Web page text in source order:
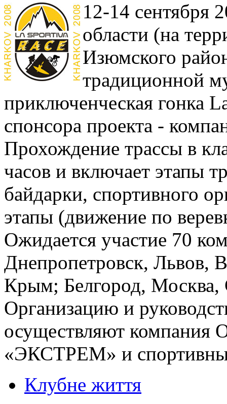
12-14 сентября
области (на
Изюмского
традиционной
приключенческая гонка
спонсора проекта -
Прохождение трассы в
часов и включает этапы
байдарки, спортивного
этапы (движение по
Ожидается участие 70
Днепропетровск, Львов,
Крым; Белгород, Москва,
Организацию и
осуществляют
«ЭКСТРЕМ» и
Клубне життя